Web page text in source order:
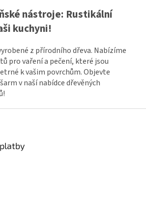
a
í
r
v
k
y
v
v
á
n
í
nástroje: Rustikální
kuchyni!
z přírodního dřeva. Nabízíme
pro vaření a pečení, které jsou
k vašim povrchům. Objevte
v naší nabídce dřevěných